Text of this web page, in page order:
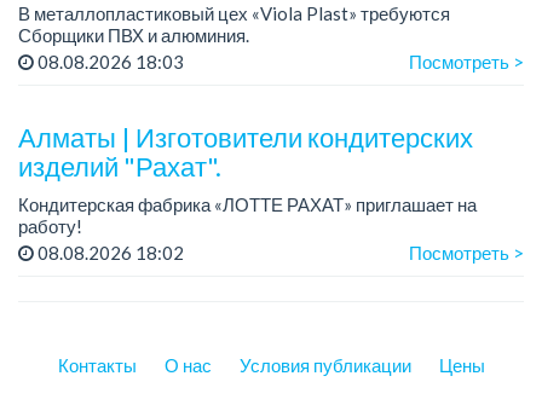
В металлопластиковый цех «Viola Plast» требуются
Сборщики ПВХ и алюминия.
График работы: 5/2, с 08.00 до 17.00.
08.08.2026 18:03 Посмотреть >
Алматы | Изготовители кондитерских
изделий "Рахат".
Кондитерская фабрика «ЛОТТЕ РАХАТ» приглашает на
работу!
График работы: сменный.
08.08.2026 18:02 Посмотреть >
Контакты О нас Условия публикации Цены